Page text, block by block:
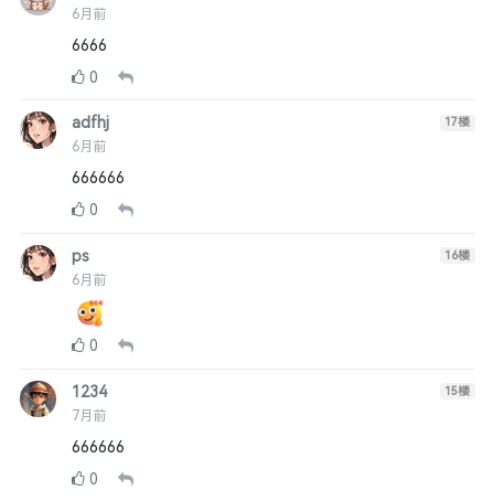
6月前
6666
0
adfhj
6月前
17楼
666666
0
ps
6月前
16楼
0
1234
7月前
15楼
666666
0